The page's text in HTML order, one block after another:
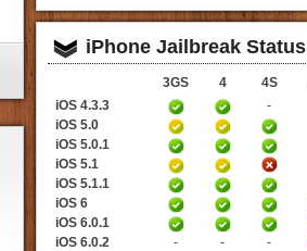
iPhone Jailbreak Status
3GS 4 4S
iOS 4.3.3
-
iOS 5.0
iOS 5.0.1
iOS 5.1
iOS 5.1.1
iOS 6
iOS 6.0.1
iOS 6.0.2
- -
-